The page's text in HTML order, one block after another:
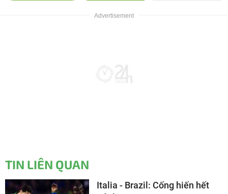
TIN LIÊN QUAN
Italia - Brazil: Cống hiến hết